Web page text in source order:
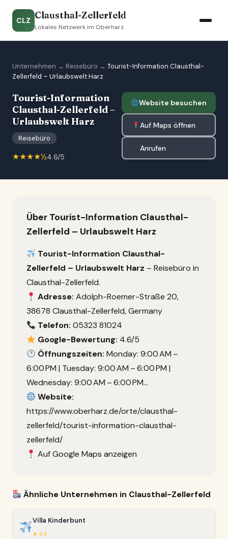
CLZ Clausthal-Zellerfeld
Lokales Netzwerk im Oberharz
Unternehmen → Reisebüro → Tourist-Information Clausthal-
Zellerfeld – Urlaubswelt Harz
Tourist-Information
Clausthal-Zellerfeld –
Urlaubswelt Harz
Reisebüro
★★★★½4.6/5
Website besuchen
Auf Maps öffnen
Anrufen
Über Tourist-Information Clausthal-
Zellerfeld – Urlaubswelt Harz
Tourist-Information Clausthal-
Zellerfeld – Urlaubswelt Harz – Reisebüro in
Clausthal-Zellerfeld.
Adresse: Adolph-Roemer-Straße 20,
38678 Clausthal-Zellerfeld, Germany
Telefon: 05323 81024
Google-Bewertung: 4.6/5
Öffnungszeiten: Monday: 9:00 AM –
6:00 PM | Tuesday: 9:00 AM – 6:00 PM |
Wednesday: 9:00 AM – 6:00 PM…
Website:
https://www.oberharz.de/orte/clausthal-
zellerfeld/tourist-information-clausthal-
zellerfeld/
Auf Google Maps anzeigen
Ähnliche Unternehmen in Clausthal-Zellerfeld
Villa Kinderbunt
★ 4.4